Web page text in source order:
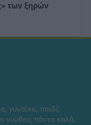
των ξηρών
γυναίκα, παιδί,
νιώθεις πάντα καλά.